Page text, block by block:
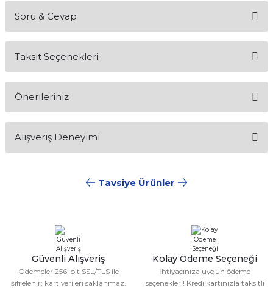
Soru & Cevap
Taksit Seçenekleri
Önerileriniz
konularda yetersiz gördüğünüz noktaları öneri formunu
kullanarak tarafımıza iletebilirsiniz.
Ürün bilgilerinde hatalar bulunuyor.
Ürün fiyatı diğer sitelerden daha pahalı.
Bu ürüne benzer farklı alternatifler olmalı.
Alışveriş Deneyimi
Sitemize ilk yorumu siz yapın!
Tavsiye Ürünler
Çift Cırtlı Tekmelik
150,00 TL
135,00 TL
135,00 TL
Güvenli Alışveriş
Ödemeler 256-bit SSL/TLS ile
şifrelenir; kart verileri saklanmaz.
Kolay Ödeme Seçeneği
İhtiyacınıza uygun ödeme
seçenekleri! Kredi kartınızla taksitli